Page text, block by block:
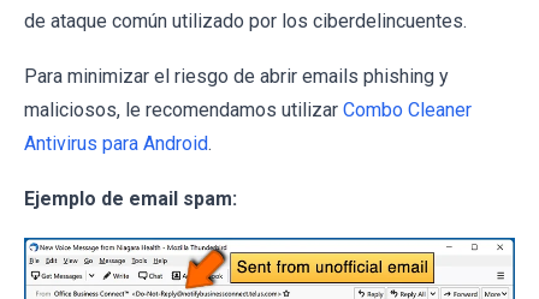
de ataque común utilizado por los ciberdelincuentes.
Para minimizar el riesgo de abrir emails phishing y
maliciosos, le recomendamos utilizar Combo Cleaner
Antivirus para Android.
Ejemplo de email spam: